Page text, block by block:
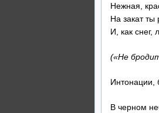
Нежная,
На закат ты
И, как снег,
(«Не
Интонации,
В черном